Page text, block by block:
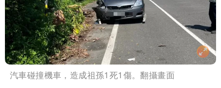
汽車碰撞機車，造成祖孫1死1傷。翻攝畫面